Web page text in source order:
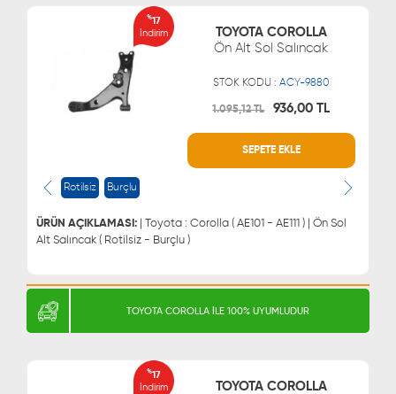
%17
İndirim
TOYOTA COROLLA
Ön Alt Sol Salıncak
STOK KODU : ACY-9880
1.095,12 TL 936,00 TL
SEPETE EKLE
Rotilsiz Burçlu
ÜRÜN AÇIKLAMASI: | Toyota : Corolla ( AE101 - AE111 ) | Ön Sol
Alt Salıncak ( Rotilsiz - Burçlu )
0543 329 21 66
0543 329 21 55
TOYOTA COROLLA İLE 100% UYUMLUDUR
%17
İndirim
TOYOTA COROLLA